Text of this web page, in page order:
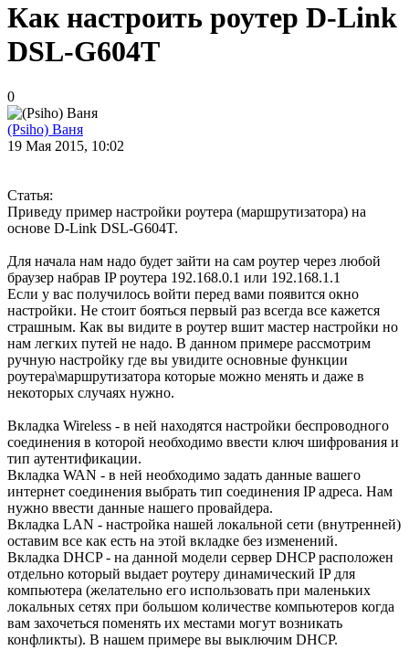
Как настроить роутер D-Link
DSL-G604T
0
(Psiho) Ваня
19 Мая 2015, 10:02
Статья:
Приведу пример настройки роутера (маршрутизатора) на
основе D-Link DSL-G604T.
Для начала нам надо будет зайти на сам роутер через любой
браузер набрав IP роутера 192.168.0.1 или 192.168.1.1
Если у вас получилось войти перед вами появится окно
настройки. Не стоит бояться первый раз всегда все кажется
страшным. Как вы видите в роутер вшит мастер настройки но
нам легких путей не надо. В данном примере рассмотрим
ручную настройку где вы увидите основные функции
роутера\маршрутизатора которые можно менять и даже в
некоторых случаях нужно.
Вкладка Wireless - в ней находятся настройки беспроводного
соединения в которой необходимо ввести ключ шифрования и
тип аутентификации.
Вкладка WAN - в ней необходимо задать данные вашего
интернет соединения выбрать тип соединения IP адреса. Нам
нужно ввести данные нашего провайдера.
Вкладка LAN - настройка нашей локальной сети (внутренней)
оставим все как есть на этой вкладке без изменений.
Вкладка DHCP - на данной модели сервер DHCP расположен
отдельно который выдает роутеру динамический IP для
компьютера (желательно его использовать при маленьких
локальных сетях при большом количестве компьютеров когда
вам захочеться поменять их местами могут возникать
конфликты). В нашем примере вы выключим DHCP.